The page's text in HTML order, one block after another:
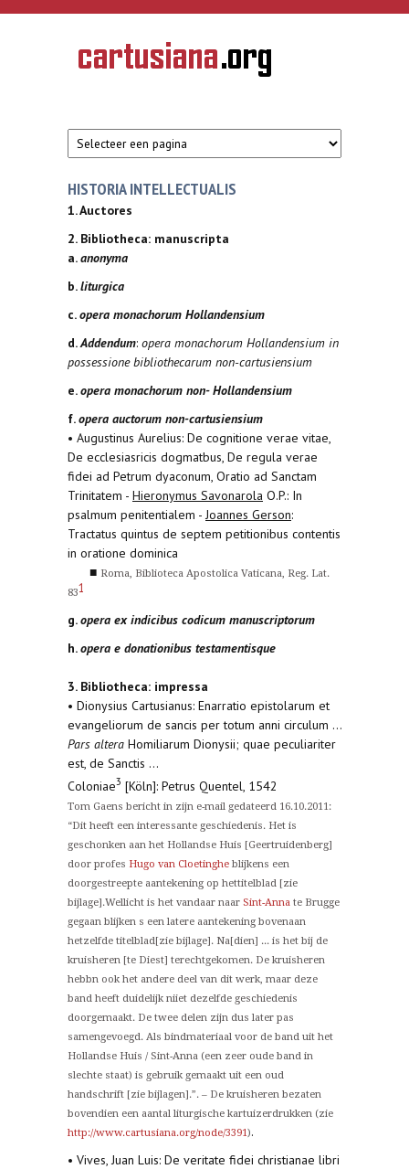
Overslaan en naar de inhoud gaan
CARTUSIANA
Geschiedenis
van de
HISTORIA INTELLECTUALIS
1. Auctores
2. Bibliotheca: manuscripta
a.anonyma
b.liturgica
c.opera monachorum Hollandensium
d.Addendum: opera monachorum Hollandensium in
possessione bibliothecarum non-cartusiensium
e.opera monachorum non- Hollandensium
f.opera auctorum non-cartusiensium
• Augustinus Aurelius: De cognitione verae vitae,
De ecclesiasricis dogmatbus, De regula verae
fidei ad Petrum dyaconum, Oratio ad Sanctam
Trinitatem - Hieronymus Savonarola O.P.: In
psalmum penitentialem - Joannes Gerson:
Tractatus quintus de septem petitionibus contentis
in oratione dominica
■ Roma, Biblioteca Apostolica Vaticana, Reg. Lat.
831
g.opera ex indicibus codicum manuscriptorum
h.opera e donationibus testamentisque
3. Bibliotheca: impressa
• Dionysius Cartusianus: Enarratio epistolarum et
evangeliorum de sancis per totum anni circulum ...
Pars altera Homiliarum Dionysii; quae peculiariter
est, de Sanctis ...
Coloniae3 [Köln]: Petrus Quentel, 1542
Tom Gaens bericht in zijn e-mail gedateerd 16.10.2011:
“Dit heeft een interessante geschiedenis. Het is
geschonken aan het Hollandse Huis [Geertruidenberg]
door profes Hugo van Cloetinghe blijkens een
doorgestreepte aantekening op hettitelblad [zie
bijlage].Wellicht is het vandaar naar Sint-Anna te Brugge
gegaan blijken s een latere aantekening bovenaan
hetzelfde titelblad[zie bijlage]. Na[dien] ... is het bij de
kruisheren [te Diest] terechtgekomen. De kruisheren
hebbn ook het andere deel van dit werk, maar deze
band heeft duidelijk niiet dezelfde geschiedenis
doorgemaakt. De twee delen zijn dus later pas
samengevoegd. Als bindmateriaal voor de band uit het
Hollandse Huis / Sint-Anna (een zeer oude band in
slechte staat) is gebruik gemaakt uit een oud
handschrift [zie bijlagen].”. – De kruisheren bezaten
bovendien een aantal liturgische kartuizerdrukken (zie
http://www.cartusiana.org/node/3391).
• Vives, Juan Luis: De veritate fidei christianae libri